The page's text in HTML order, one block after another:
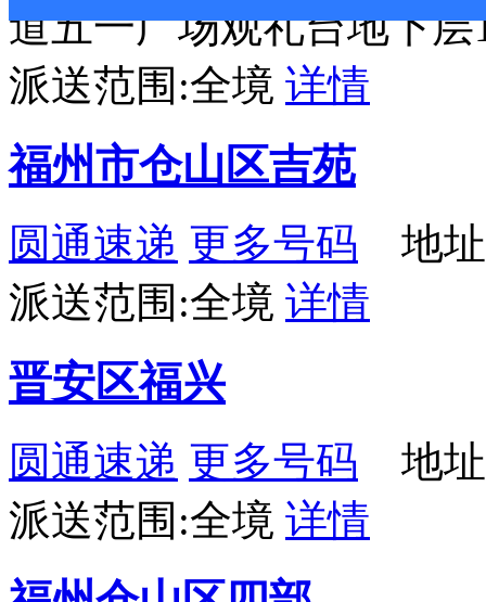
道五一广场观礼台地下层
派送范围:全境 详情
福州市仓山区吉苑
圆通速递 更多号码 地址
派送范围:全境 详情
晋安区福兴
圆通速递 更多号码 地址
派送范围:全境 详情